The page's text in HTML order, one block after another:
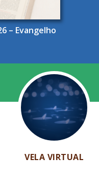
– Evangelho
VELA VIRTUAL